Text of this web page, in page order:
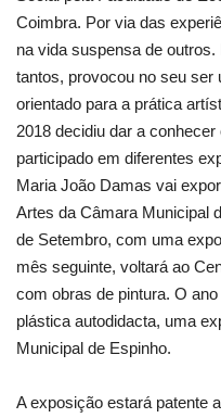
Coimbra. Por via das
na vida suspensa de
tantos, provocou no seu
orientado para a prática
2018 decidiu dar a
participado em diferentes
Maria João Damas vai
Artes da Câmara Municipal
de Setembro, com uma
mês seguinte, voltará ao
com obras de pintura. O
plástica autodidacta, uma
Municipal de Espinho.
A exposição estará patente